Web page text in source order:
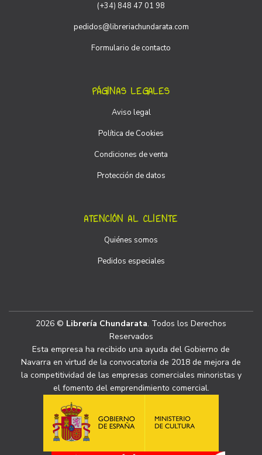
(+34) 848 47 01 98
pedidos@libreriachundarata.com
Formulario de contacto
PÁGINAS LEGALES
Aviso legal
Política de Cookies
Condiciones de venta
Protección de datos
ATENCIÓN AL CLIENTE
Quiénes somos
Pedidos especiales
2026 © Librería Chundarata. Todos los Derechos
Reservados
Esta empresa ha recibido una ayuda del Gobierno de
Navarra en virtud de la convocatoria de 2018 de mejora de
la competitividad de las empresas comerciales minoristas y
el fomento del emprendimiento comercial.